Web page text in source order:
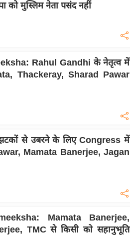
को मुस्लिम नेता पसंद नहीं
Rahul Gandhi के नेतृत्व में
Thackeray, Sharad Pawar
से उबरने के लिए Congress में
Mamata Banerjee, Jagan
Mamata Banerjee,
TMC से किसी को सहानुभूति